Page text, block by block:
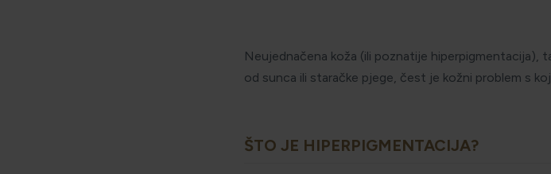
Neujednačena koža (ili poznatije hiperpigmentacija),
od sunca ili staračke pjege, čest je kožni problem s
ŠTO JE HIPERPIGMENTACIJA?